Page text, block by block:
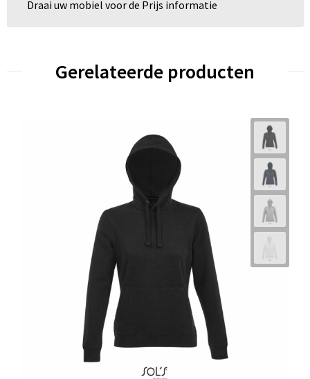
Draai uw mobiel voor de Prijs informatie
Gerelateerde producten